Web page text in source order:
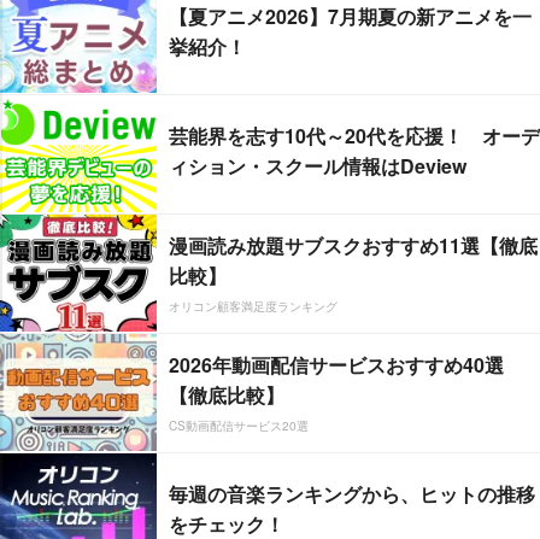
【夏アニメ2026】7月期夏の新アニメを一
挙紹介！
芸能界を志す10代～20代を応援！ オーデ
ィション・スクール情報はDeview
漫画読み放題サブスクおすすめ11選【徹底
比較】
オリコン顧客満足度ランキング
2026年動画配信サービスおすすめ40選
【徹底比較】
CS動画配信サービス20選
毎週の音楽ランキングから、ヒットの推移
をチェック！